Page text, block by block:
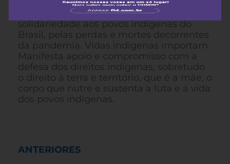
A FLD-COMIN-CAPA manifesta
solidariedade aos povos indígenas do
Brasil, pelas perdas e mortes decorrentes
da pandemia. Vidas indígenas importam.
Manifesta apoio e compromisso com a
defesa dos direitos indígenas, sobretudo
o direito à terra e território, que é a mãe, o
corpo que nutre e sustenta a luta e a vida
dos povos indígenas.
ANTERIORES